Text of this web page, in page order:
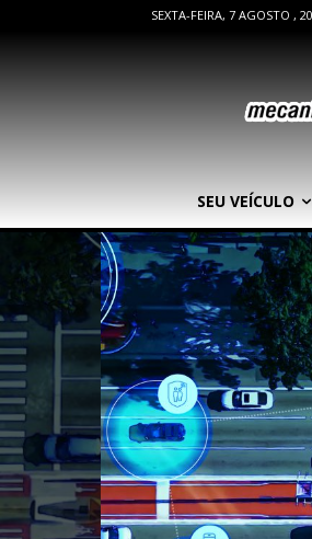
SEXTA-FEIRA, 7 AGOSTO ,
SEU VEÍCULO